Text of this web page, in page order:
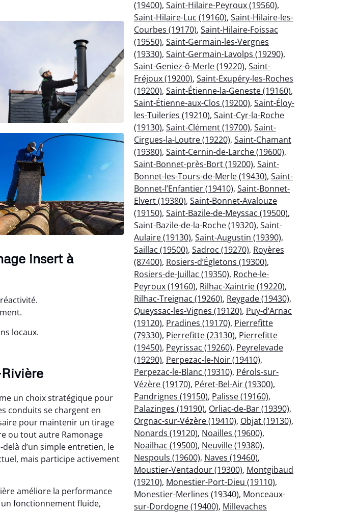
insert à
locaux.
un choix stratégique pour
conduits se chargent en
pour maintenir un tirage
ou tout autre Ramonage
d’un simple entretien, le
mais participe activement
améliore la performance
fonctionnement fluide,
(19400), Saint-Hilaire-Peyroux (19560),
Saint-Hilaire-Luc (19160), Saint-Hilaire-les-
Courbes (19170), Saint-Hilaire-Foissac
(19550), Saint-Germain-les-Vergnes
(19330), Saint-Germain-Lavolps (19290),
Saint-Geniez-ô-Merle (19220), Saint-
Fréjoux (19200), Saint-Exupéry-les-Roches
(19200), Saint-Étienne-la-Geneste (19160),
Saint-Étienne-aux-Clos (19200), Saint-Éloy-
les-Tuileries (19210), Saint-Cyr-la-Roche
(19130), Saint-Clément (19700), Saint-
Cirgues-la-Loutre (19220), Saint-Chamant
(19380), Saint-Cernin-de-Larche (19600),
Saint-Bonnet-près-Bort (19200), Saint-
Bonnet-les-Tours-de-Merle (19430), Saint-
Bonnet-l’Enfantier (19410), Saint-Bonnet-
Elvert (19380), Saint-Bonnet-Avalouze
(19150), Saint-Bazile-de-Meyssac (19500),
Saint-Bazile-de-la-Roche (19320), Saint-
Aulaire (19130), Saint-Augustin (19390),
Saillac (19500), Sadroc (19270), Royères
(87400), Rosiers-d’Égletons (19300),
Rosiers-de-Juillac (19350), Roche-le-
Peyroux (19160), Rilhac-Xaintrie (19220),
Rilhac-Treignac (19260), Reygade (19430),
Queyssac-les-Vignes (19120), Puy-d’Arnac
(19120), Pradines (19170), Pierrefitte
(79330), Pierrefitte (23130), Pierrefitte
(19450), Peyrissac (19260), Peyrelevade
(19290), Perpezac-le-Noir (19410),
Perpezac-le-Blanc (19310), Pérols-sur-
Vézère (19170), Péret-Bel-Air (19300),
Pandrignes (19150), Palisse (19160),
Palazinges (19190), Orliac-de-Bar (19390),
Orgnac-sur-Vézère (19410), Objat (19130),
Nonards (19120), Noailles (19600),
Noailhac (19500), Neuville (19380),
Nespouls (19600), Naves (19460),
Moustier-Ventadour (19300), Montgibaud
(19210), Monestier-Port-Dieu (19110),
Monestier-Merlines (19340), Monceaux-
sur-Dordogne (19400), Millevaches